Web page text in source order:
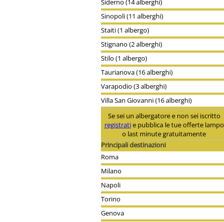
Siderno (14 alberghi)
Sinopoli (11 alberghi)
Staiti (1 albergo)
Stignano (2 alberghi)
Stilo (1 albergo)
Taurianova (16 alberghi)
Varapodio (3 alberghi)
Villa San Giovanni (16 alberghi)
Se sei un albergatore e non sei iscritto
registratie pubblica le tue offerte lampo
o last minute gratuitamente
Principali destinazioni
Roma
Milano
Napoli
Torino
Genova